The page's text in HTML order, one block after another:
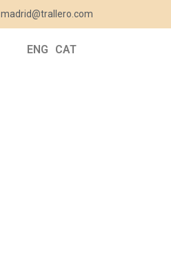
madrid@trallero.com
ENG CAT